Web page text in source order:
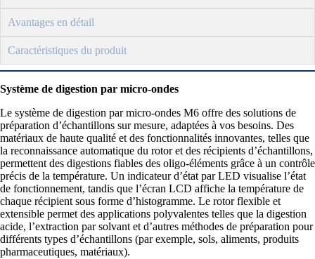
Avantages en détail
Caractéristiques du produit
Système de digestion par micro-ondes
Le système de digestion par micro-ondes M6 offre des solutions de
préparation d’échantillons sur mesure, adaptées à vos besoins. Des
matériaux de haute qualité et des fonctionnalités innovantes, telles que
la reconnaissance automatique du rotor et des récipients d’échantillons,
permettent des digestions fiables des oligo-éléments grâce à un contrôle
précis de la température. Un indicateur d’état par LED visualise l’état
de fonctionnement, tandis que l’écran LCD affiche la température de
chaque récipient sous forme d’histogramme. Le rotor flexible et
extensible permet des applications polyvalentes telles que la digestion
acide, l’extraction par solvant et d’autres méthodes de préparation pour
différents types d’échantillons (par exemple, sols, aliments, produits
pharmaceutiques, matériaux).